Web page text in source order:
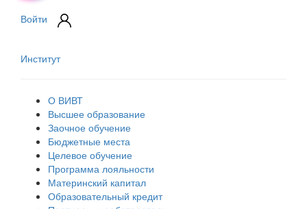
Войти
Институт
О ВИВТ
Высшее образование
Заочное обучение
Бюджетные места
Целевое обучение
Программа лояльности
Материнский капитал
Образовательный кредит